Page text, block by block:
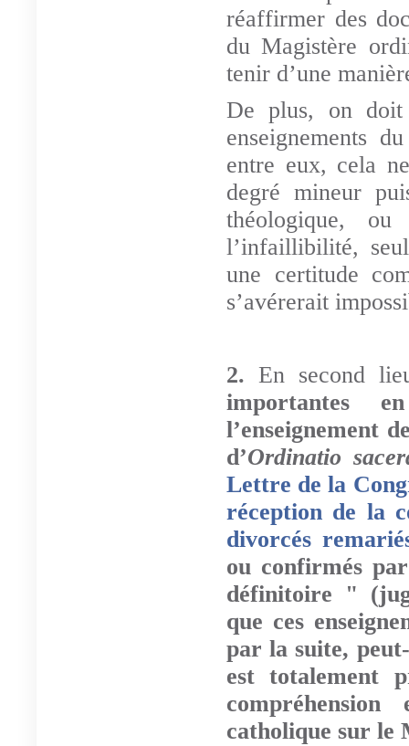
réaffirmer des
du Magistère
tenir d’une
De plus, on doit
enseignements
entre eux, cela
degré mineur
théologique,
l’infaillibilité,
une certitude
s’avérerait
2. En second
importantes
l’enseignement
d’Ordinatio
Lettre de la
réception de la
divorcés
ou confirmés
définitoire "
que ces
par la suite,
est totalement
catholique sur le